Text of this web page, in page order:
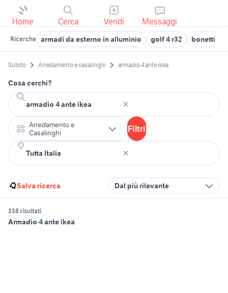
Home Cerca Vendi Messaggi
Ricerche armadi da esterno in alluminio golf 4 r32 bonetti
Subito Arredamento e casalinghi armadio 4 ante ikea
Cosa cerchi?
Arredamento e
Casalinghi
Filtri
Salva ricerca Dal più rilevante
338 risultati
Armadio 4 ante ikea